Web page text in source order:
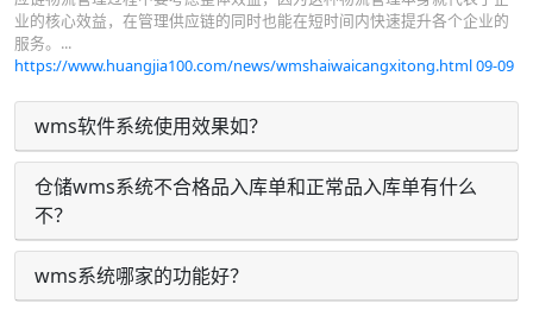
业的核心效益，在管理供应链的同时也能在短时间内快速提升各个企业的
服务。...
https://www.huangjia100.com/news/wmshaiwaicangxitong.html09-09
wms软件系统使用效果如？
仓储wms系统不合格品入库单和正常品入库单有什么
不？
wms系统哪家的功能好？